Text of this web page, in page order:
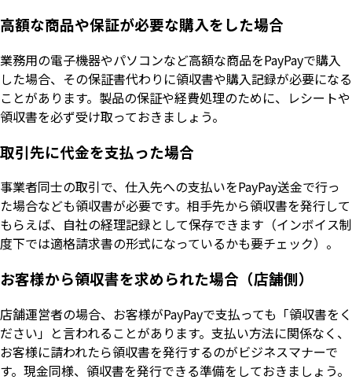
高額な商品や保証が必要な購入をした場合
業務用の電子機器やパソコンなど高額な商品をPayPayで購入
した場合、その保証書代わりに領収書や購入記録が必要になる
ことがあります。製品の保証や経費処理のために、レシートや
領収書を必ず受け取っておきましょう。
取引先に代金を支払った場合
事業者同士の取引で、仕入先への支払いをPayPay送金で行っ
た場合なども領収書が必要です。相手先から領収書を発行して
もらえば、自社の経理記録として保存できます（インボイス制
度下では適格請求書の形式になっているかも要チェック）。
お客様から領収書を求められた場合（店舗側）
店舗運営者の場合、お客様がPayPayで支払っても「領収書をく
ださい」と言われることがあります。支払い方法に関係なく、
お客様に請われたら領収書を発行するのがビジネスマナーで
す。現金同様、領収書を発行できる準備をしておきましょう。